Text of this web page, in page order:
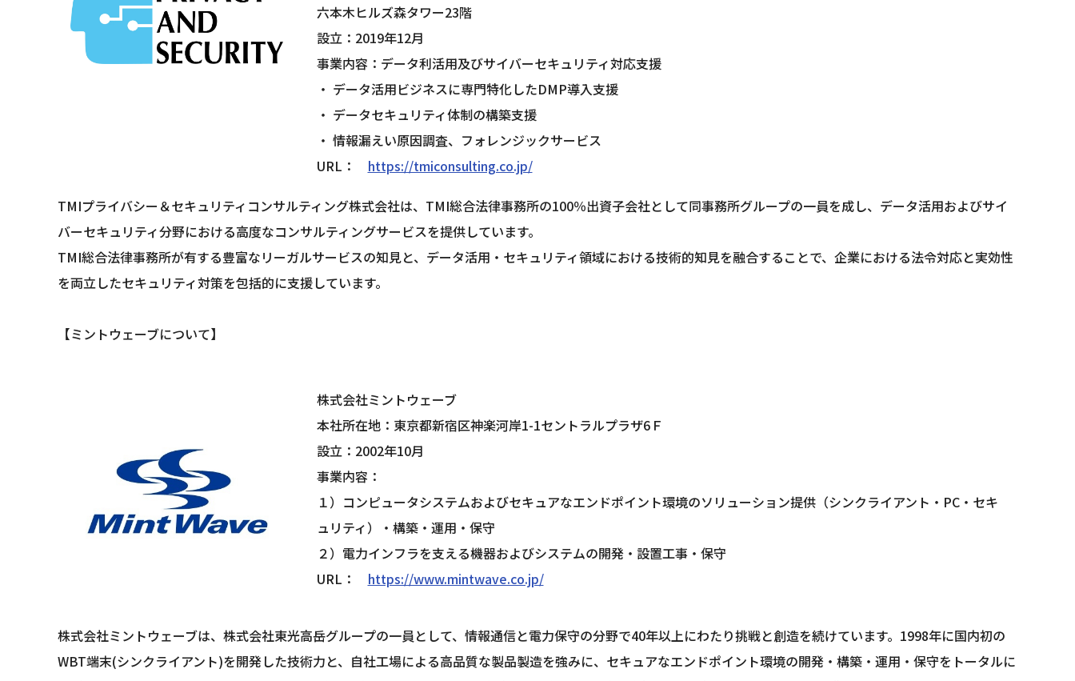
六本木ヒルズ森タワー23階
設立：2019年12月
事業内容：データ利活用及びサイバーセキュリティ対応支援
・ データ活用ビジネスに専門特化したDMP導入支援
・ データセキュリティ体制の構築支援
・ 情報漏えい原因調査、フォレンジックサービス
URL： https://tmiconsulting.co.jp/
TMIプライバシー＆セキュリティコンサルティング株式会社は、TMI総合法律事務所の100％出資子会社として同事務所グループの一員を成し、データ活用およびサイ
バーセキュリティ分野における高度なコンサルティングサービスを提供しています。
TMI総合法律事務所が有する豊富なリーガルサービスの知見と、データ活用・セキュリティ領域における技術的知見を融合することで、企業における法令対応と実効性
を両立したセキュリティ対策を包括的に支援しています。
【ミントウェーブについて】
株式会社ミントウェーブ
本社所在地：東京都新宿区神楽河岸1-1セントラルプラザ6Ｆ
設立：2002年10月
事業内容：
１）コンピュータシステムおよびセキュアなエンドポイント環境のソリューション提供（シンクライアント・PC・セキ
ュリティ）・構築・運用・保守
２）電力インフラを支える機器およびシステムの開発・設置工事・保守
URL： https://www.mintwave.co.jp/
株式会社ミントウェーブは、株式会社東光高岳グループの一員として、情報通信と電力保守の分野で40年以上にわたり挑戦と創造を続けています。1998年に国内初の
WBT端末(シンクライアント)を開発した技術力と、自社工場による高品質な製品製造を強みに、セキュアなエンドポイント環境の開発・構築・運用・保守をトータルに